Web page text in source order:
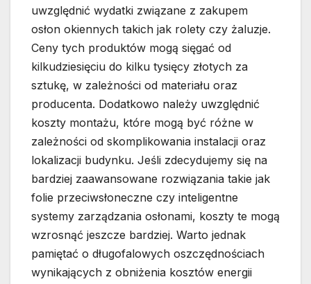
uwzględnić wydatki związane z zakupem
osłon okiennych takich jak rolety czy żaluzje.
Ceny tych produktów mogą sięgać od
kilkudziesięciu do kilku tysięcy złotych za
sztukę, w zależności od materiału oraz
producenta. Dodatkowo należy uwzględnić
koszty montażu, które mogą być różne w
zależności od skomplikowania instalacji oraz
lokalizacji budynku. Jeśli zdecydujemy się na
bardziej zaawansowane rozwiązania takie jak
folie przeciwsłoneczne czy inteligentne
systemy zarządzania osłonami, koszty te mogą
wzrosnąć jeszcze bardziej. Warto jednak
pamiętać o długofalowych oszczędnościach
wynikających z obniżenia kosztów energii